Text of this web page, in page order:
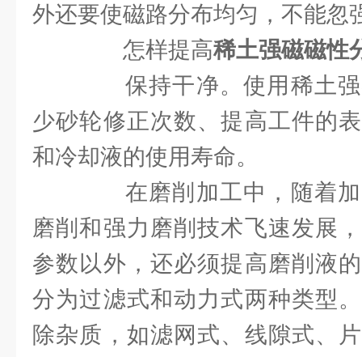
外还要使磁路分布均匀，不能忽
怎样提高稀土强磁磁性
保持干净。使用稀土强
少砂轮修正次数、提高工件的
和冷却液的使用寿命。
在磨削加工中，随着加
磨削和强力磨削技术飞速发展
参数以外，还必须提高磨削液
分为过滤式和动力式两种类型
除杂质，如滤网式、线隙式、